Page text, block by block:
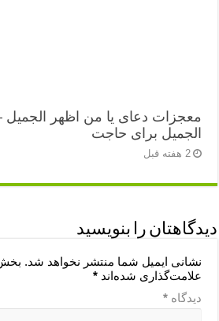
معجزات دعای یا من اظهر الجمیل
الجمیل برای حاجت
2 هفته قبل
دیدگاهتان را بنویسید
نشانی ایمیل شما منتشر نخواهد شد.
علامت‌گذاری شده‌اند*
دیدگاه*